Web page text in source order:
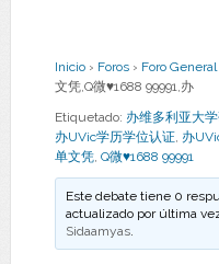
Inicio › Foros › Foro General
文凭,Q微♥1688 99991,办
Etiquetado: 办维多利亚大
办UVic学历学位认证, 办
单文凭, Q微♥1688 99991
Este debate tiene 0
actualizado por última
Sidaamyas.